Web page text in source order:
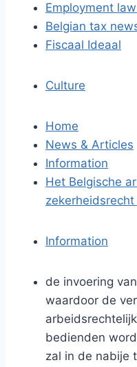
Employment
Belgian tax
Fiscaal Ideaal
Culture
Home
News & Articles
Information
Het Belgische
Information
de invoering
waardoor de
bedienden
zal in de nabije